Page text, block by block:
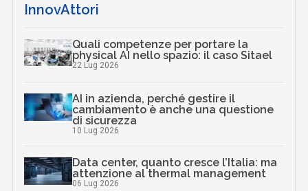
InnovAttori
Quali competenze per portare la
physical AI nello spazio: il caso Sitael
22 Lug 2026
AI in azienda, perché gestire il
cambiamento è anche una questione
di sicurezza
10 Lug 2026
Data center, quanto cresce l’Italia: ma
attenzione al thermal management
06 Lug 2026